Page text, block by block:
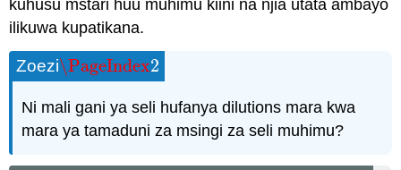
kuhusu mstari huu muhimu kiini na njia utata ambayo
ilikuwa kupatikana.
Zoezi\PageIndex2
\PageIndex2
Ni mali gani ya seli hufanya dilutions mara kwa
mara ya tamaduni za msingi za seli muhimu?